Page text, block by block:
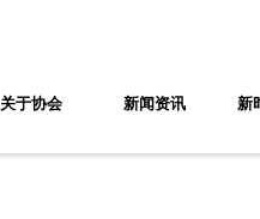
关于协会 新闻资讯 新